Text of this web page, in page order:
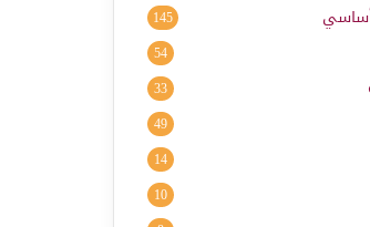
أساسي 145
54
33
49
14
10